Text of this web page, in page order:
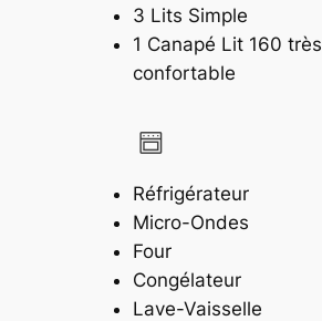
3 Lits Simple
1 Canapé Lit 160 très
confortable
Réfrigérateur
Micro-Ondes
Four
Congélateur
Lave-Vaisselle